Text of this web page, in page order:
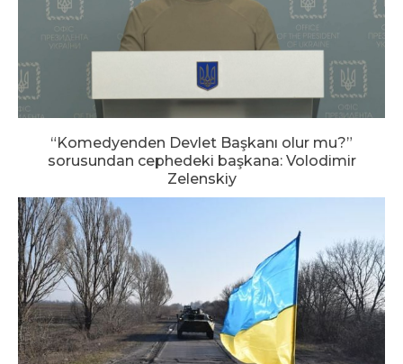
“Komedyenden Devlet Başkanı olur mu?”
sorusundan cephedeki başkana: Volodimir
Zelenskiy